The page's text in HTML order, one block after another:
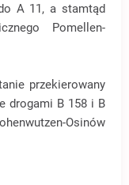
A 11, a stamtąd
Pomellen-
przekierowany
drogami B 158 i B
Osinów